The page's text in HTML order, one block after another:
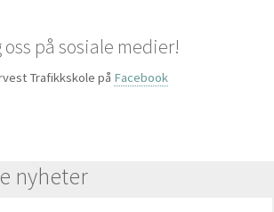
oss på sosiale medier!
Trafikkskole på Facebook
nyheter